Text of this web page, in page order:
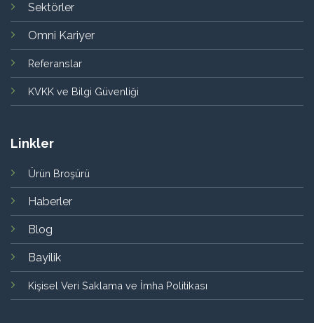
Sektörler
Omni Kariyer
Referanslar
KVKK ve Bilgi Güvenliği
Linkler
Ürün Broşürü
Haberler
Blog
Bayilik
Kişisel Veri Saklama ve İmha Politikası